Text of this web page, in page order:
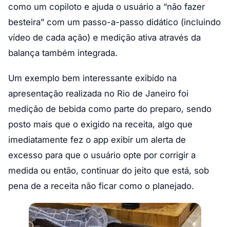
como um copiloto e ajuda o usuário a “não fazer
besteira” com um passo-a-passo didático (incluindo
vídeo de cada ação) e medição ativa através da
balança também integrada.
Um exemplo bem interessante exibido na
apresentação realizada no Rio de Janeiro foi
medição de bebida como parte do preparo, sendo
posto mais que o exigido na receita, algo que
imediatamente fez o app exibir um alerta de
excesso para que o usuário opte por corrigir a
medida ou então, continuar do jeito que está, sob
pena de a receita não ficar como o planejado.